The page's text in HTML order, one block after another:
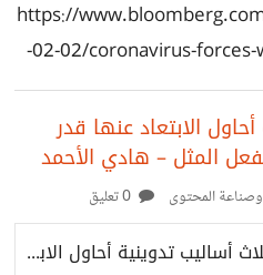
https://
-02-02/coronavirus-
الابتعاد عنها قدر
المثل – هادي الأحمد
المحتوى
ثلاث أساليب تدوينية أحاول الابتعاد عنها قدر الإمكان وأنصحك أن تفعل المثل